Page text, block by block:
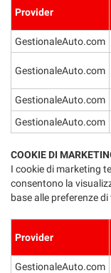
Provider
GestionaleAuto.com
GestionaleAuto.com
GestionaleAuto.com
GestionaleAuto.com
COOKIE DI
I cookie di marketing
consentono la
base alle preferenze di
Provider
GestionaleAuto.com